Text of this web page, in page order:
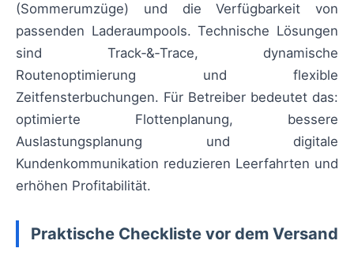
(Sommerumzüge) und die Verfügbarkeit von
passenden Laderaumpools. Technische Lösungen
sind Track‑&‑Trace, dynamische
Routenoptimierung und flexible
Zeitfensterbuchungen. Für Betreiber bedeutet das:
optimierte Flottenplanung, bessere
Auslastungsplanung und digitale
Kundenkommunikation reduzieren Leerfahrten und
erhöhen Profitabilität.
Praktische Checkliste vor dem Versand